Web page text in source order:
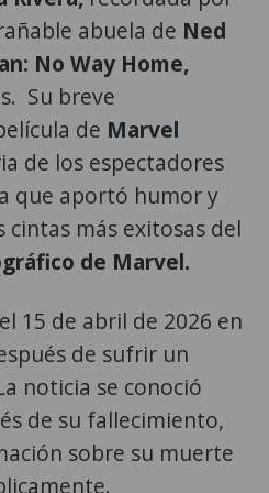
abuela de Ned
No Way Home,
Su breve
de Marvel
de los espectadores
que aportó humor y
más exitosas del
de Marvel.
15 de abril de 2026 en
de sufrir un
noticia se conoció
de su fallecimiento,
sobre su muerte